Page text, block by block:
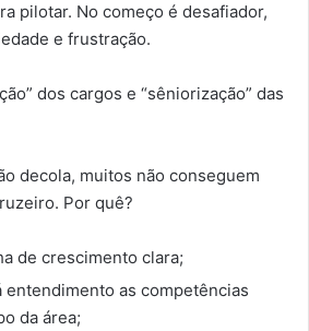
pilotar. No começo é desafiador,
e frustração.
dos cargos e “sêniorização” das
decola, muitos não conseguem
Por quê?
de crescimento clara;
entendimento as competências
da área;